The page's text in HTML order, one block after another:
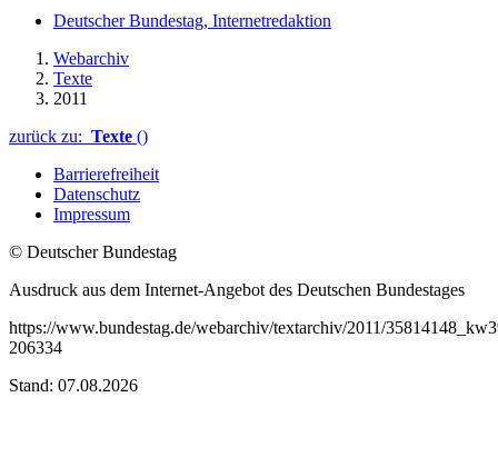
Deutscher Bundestag, Internetredaktion
Webarchiv
Texte
2011
zurück zu: Texte ()
Barrierefreiheit
Datenschutz
Impressum
© Deutscher Bundestag
Ausdruck aus dem Internet-Angebot des Deutschen Bundestages
https://www.bundestag.de/webarchiv/textarchiv/2011/
206334
Stand: 07.08.2026